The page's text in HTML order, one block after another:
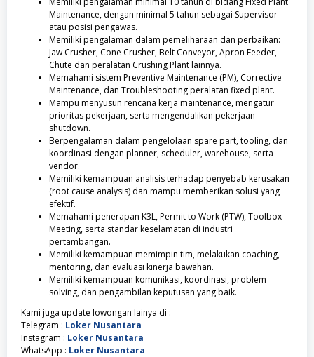
Maintenance, dengan minimal 5 tahun sebagai Supervisor
atau posisi pengawas.
Memiliki pengalaman dalam pemeliharaan dan perbaikan:
Jaw Crusher, Cone Crusher, Belt Conveyor, Apron Feeder,
Chute dan peralatan Crushing Plant lainnya.
Memahami sistem Preventive Maintenance (PM), Corrective
Maintenance, dan Troubleshooting peralatan fixed plant.
Mampu menyusun rencana kerja maintenance, mengatur
prioritas pekerjaan, serta mengendalikan pekerjaan
shutdown.
Berpengalaman dalam pengelolaan spare part, tooling, dan
koordinasi dengan planner, scheduler, warehouse, serta
vendor.
Memiliki kemampuan analisis terhadap penyebab kerusakan
(root cause analysis) dan mampu memberikan solusi yang
efektif.
Memahami penerapan K3L, Permit to Work (PTW), Toolbox
Meeting, serta standar keselamatan di industri
pertambangan.
Memiliki kemampuan memimpin tim, melakukan coaching,
mentoring, dan evaluasi kinerja bawahan.
Memiliki kemampuan komunikasi, koordinasi, problem
solving, dan pengambilan keputusan yang baik.
Kami juga update lowongan lainya di :
Telegram : Loker Nusantara
Instagram : Loker Nusantara
WhatsApp : Loker Nusantara